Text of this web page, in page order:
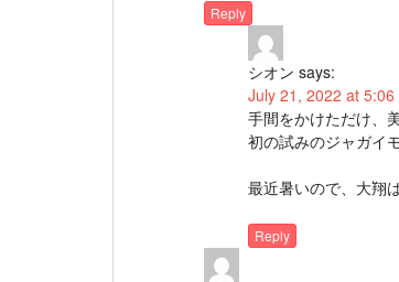
Reply
シオン says:
July 21, 2022 at 5:06
手間をかけただけ、
初の試みのジャガイ
最近暑いので、大翔
Reply